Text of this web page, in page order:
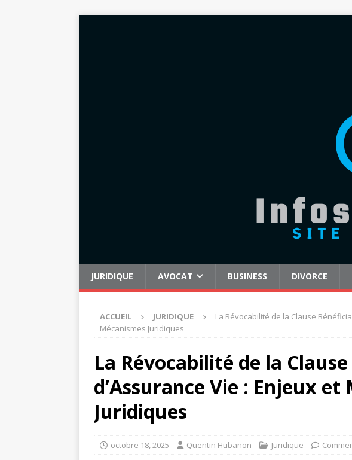
JURIDIQUE AVOCAT BUSINESS DIVORCE
ACCUEIL JURIDIQUE
La Révocabilité de la Clause
Mécanismes Juridiques
La Révocabilité de la
d’Assurance Vie : Enjeux et
Juridiques
octobre 18, 2025 Quentin Hubanon Juridique